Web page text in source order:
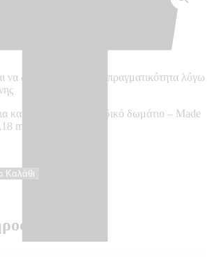
να διαφέρουν από την πραγματικότητα λόγω
και δεντράκια για παιδικό δωμάτιο – Made
m
Καλάθι